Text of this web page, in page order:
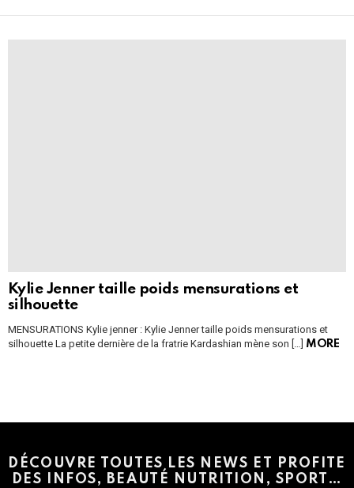
Kylie Jenner taille poids mensurations et
silhouette
MENSURATIONS Kylie jenner : Kylie Jenner taille poids mensurations et
silhouette La petite dernière de la fratrie Kardashian mène son […] MORE
DÉCOUVRE TOUTES LES NEWS ET PROFITE
DES INFOS, BEAUTÉ NUTRITION, SPORT…